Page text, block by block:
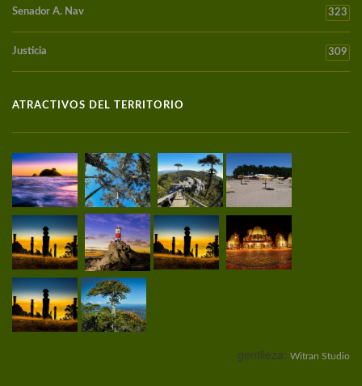
Senador A. Nav 323
Justicia 309
ATRACTIVOS DEL TERRITORIO
gentileza: Witran Studio